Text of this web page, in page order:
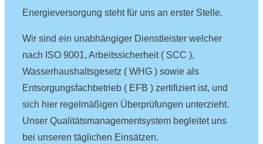
Energieversorgung steht für uns an erster Stelle.
Wir sind ein unabhängiger Dienstleister welcher
nach ISO 9001, Arbeitssicherheit ( SCC ),
Wasserhaushaltsgesetz ( WHG ) sowie als
Entsorgungsfachbetrieb ( EFB ) zertifiziert ist, und
sich hier regelmäßigen Überprüfungen unterzieht.
Unser Qualitätsmanagementsystem begleitet uns
bei unseren täglichen Einsätzen.